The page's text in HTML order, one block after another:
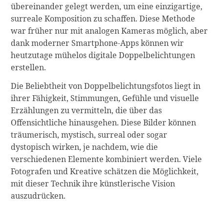
übereinander gelegt werden, um eine einzigartige,
surreale Komposition zu schaffen. Diese Methode
war früher nur mit analogen Kameras möglich, aber
dank moderner Smartphone-Apps können wir
heutzutage mühelos digitale Doppelbelichtungen
erstellen.
Die Beliebtheit von Doppelbelichtungsfotos liegt in
ihrer Fähigkeit, Stimmungen, Gefühle und visuelle
Erzählungen zu vermitteln, die über das
Offensichtliche hinausgehen. Diese Bilder können
träumerisch, mystisch, surreal oder sogar
dystopisch wirken, je nachdem, wie die
verschiedenen Elemente kombiniert werden. Viele
Fotografen und Kreative schätzen die Möglichkeit,
mit dieser Technik ihre künstlerische Vision
auszudrücken.